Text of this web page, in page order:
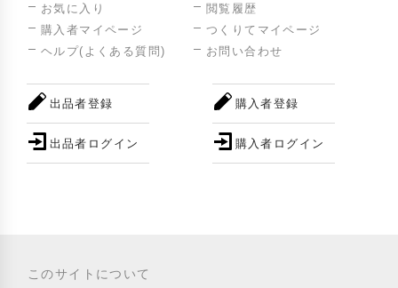
お気に入り
閲覧履歴
購入者マイページ
つくりてマイページ
ヘルプ(よくある質問)
お問い合わせ
出品者登録
出品者ログイン
購入者登録
購入者ログイン
このサイトについて